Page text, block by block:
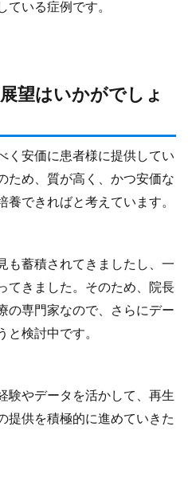
ている症例です。
望はいかがでしょ
く安価に患者様に提供してい
ため、質が高く、かつ安価な
養できればと考えています。
も蓄積されてきましたし、一
てきました。そのため、院長
の専門家なので、さらにデー
と検討中です。
験やデータを活かして、再生
提供を積極的に進めていきた